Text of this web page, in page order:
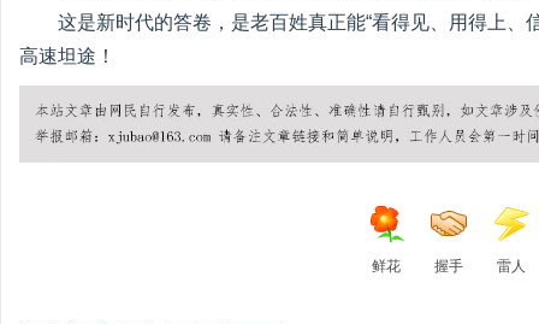
这是新时代的答卷，是老百姓真正能“看得见、用得上
高速坦途！
鲜花 握手 雷人